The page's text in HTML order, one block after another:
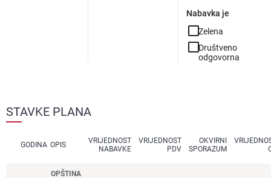
Nabavka je
check_box_outline_blankZelena
check_box_outline_blankDruštveno
odgovorna
STAVKE PLANA
GODINA OPIS
VRIJEDNOST
NABAVKE
VRIJEDNOST
PDV
OKVIRNI
SPORAZUM
OPŠTINA